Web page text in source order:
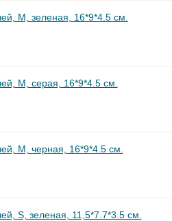
M, зеленая, 16*9*4.5 см.
M, серая, 16*9*4.5 см.
M, черная, 16*9*4.5 см.
S, зеленая, 11,5*7.7*3.5 см.